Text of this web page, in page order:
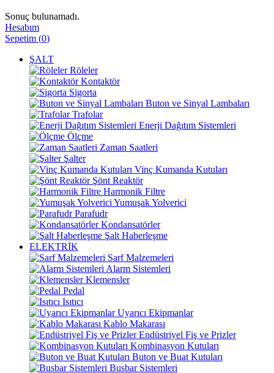
Sonuç bulunamadı.
Hesabım
Sepetim (0)
ŞALT
Röleler
Kontaktör
Sigorta
Buton ve Sinyal Lambaları
Trafolar
Enerji Dağıtım Sistemleri
Ölçme
Zaman Saatleri
Şalter
Vinç Kumanda Kutuları
Şönt Reaktör
Harmonik Filtre
Yumuşak Yolverici
Parafudr
Kondansatörler
Şalt Haberleşme
ELEKTRİK
Sarf Malzemeleri
Alarm Sistemleri
Klemensler
Pedal
Isıtıcı
Uyarıcı Ekipmanlar
Kablo Makarası
Endüstriyel Fiş ve Prizler
Kombinasyon Kutuları
Buton ve Buat Kutuları
Busbar Sistemleri